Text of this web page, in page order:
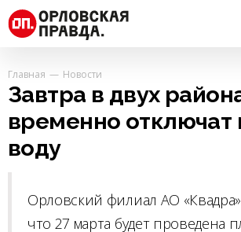
Главная Новости
Завтра в двух
временно отключат
воду
Орловский филиал АО
что 27 марта будет проведена